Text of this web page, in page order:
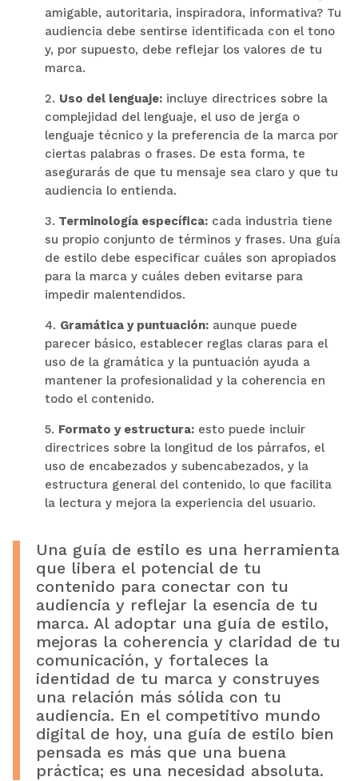
amigable, autoritaria, inspiradora, informativa? Tu
audiencia debe sentirse identificada con el tono
y, por supuesto, debe reflejar los valores de tu
marca.
2. Uso del lenguaje:incluye directrices sobre la
complejidad del lenguaje, el uso de jerga o
lenguaje técnico y la preferencia de la marca por
ciertas palabras o frases. De esta forma, te
asegurarás de que tu mensaje sea claro y que tu
audiencia lo entienda.
3. Terminología específica:cada industria tiene
su propio conjunto de términos y frases. Una guía
de estilo debe especificar cuáles son apropiados
para la marca y cuáles deben evitarse para
impedir malentendidos.
4. Gramática y puntuación:aunque puede
parecer básico, establecer reglas claras para el
uso de la gramática y la puntuación ayuda a
mantener la profesionalidad y la coherencia en
todo el contenido.
5. Formato y estructura:esto puede incluir
directrices sobre la longitud de los párrafos, el
uso de encabezados y subencabezados, y la
estructura general del contenido, lo que facilita
la lectura y mejora la experiencia del usuario.
Una guía de estilo es una herramienta
que libera el potencial de tu
contenido para conectar con tu
audiencia y reflejar la esencia de tu
marca. Al adoptar una guía de estilo,
mejoras la coherencia y claridad de tu
comunicación, y fortaleces la
identidad de tu marca y construyes
una relación más sólida con tu
audiencia. En el competitivo mundo
digital de hoy, una guía de estilo bien
pensada es más que una buena
práctica; es una necesidad absoluta.